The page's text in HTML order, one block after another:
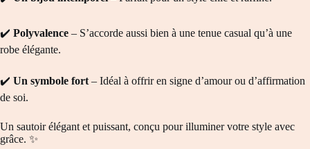
✔️ Polyvalence – S’accorde aussi bien à une tenue casual qu’à une
robe élégante.
✔️ Un symbole fort – Idéal à offrir en signe d’amour ou d’affirmation
de soi.
Un sautoir élégant et puissant, conçu pour illuminer votre style avec
grâce. ✨